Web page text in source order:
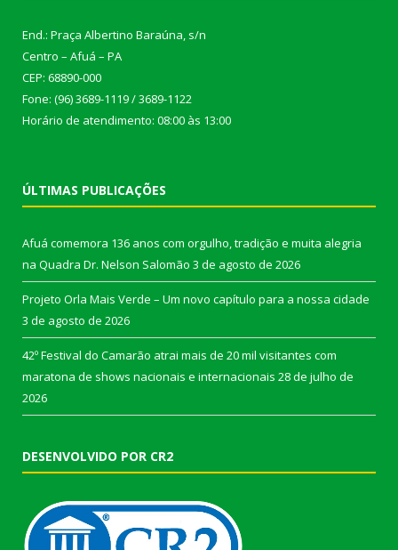
End.: Praça Albertino Baraúna, s/n
Centro – Afuá – PA
CEP: 68890-000
Fone: (96) 3689-1119 / 3689-1122
Horário de atendimento: 08:00 às 13:00
ÚLTIMAS PUBLICAÇÕES
Afuá comemora 136 anos com orgulho, tradição e muita alegria
na Quadra Dr. Nelson Salomão 3 de agosto de 2026
Projeto Orla Mais Verde – Um novo capítulo para a nossa cidade
3 de agosto de 2026
42º Festival do Camarão atrai mais de 20 mil visitantes com
maratona de shows nacionais e internacionais 28 de julho de
2026
DESENVOLVIDO POR CR2